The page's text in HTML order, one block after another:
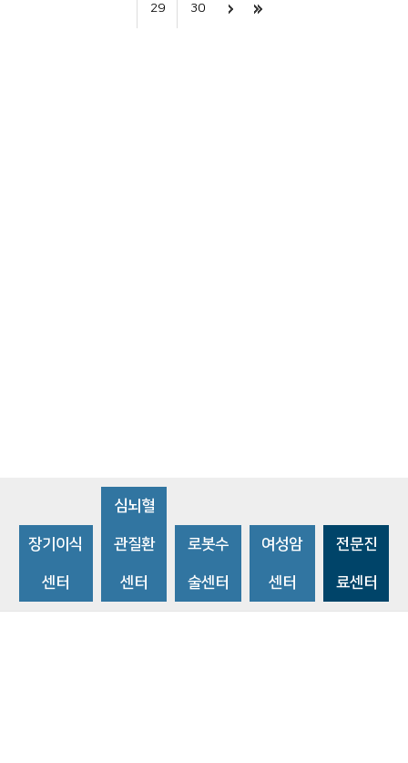
29 30
장기이식
센터
심뇌혈
관질환
센터
로봇수
술센터
여성암
센터
전문진
료센터